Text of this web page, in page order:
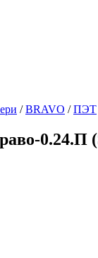
/BRAVO /ПЭТ
0.24.П